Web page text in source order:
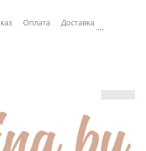
Оплата Доставка ...